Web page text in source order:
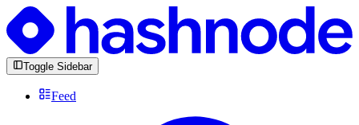
Toggle Sidebar
Feed